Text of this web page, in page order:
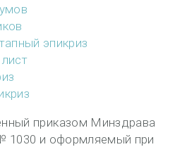
эпикриз
приказом Минздрава
1030 и оформляемый при